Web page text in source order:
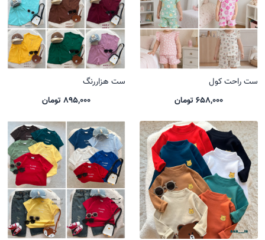
ست راحت کول
658,000 تومان
ست هزاررنگ
895,000 تومان